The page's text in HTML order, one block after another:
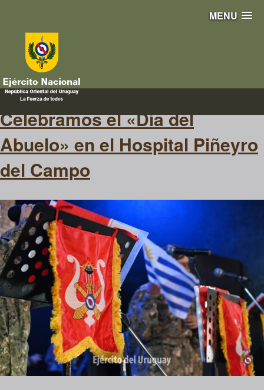
MENU
concierto
Celebramos el «Día del
Abuelo» en el Hospital Piñeyro
del Campo